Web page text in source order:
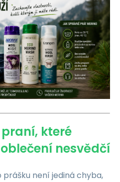
které
nesvědčí
není jediná chyba,